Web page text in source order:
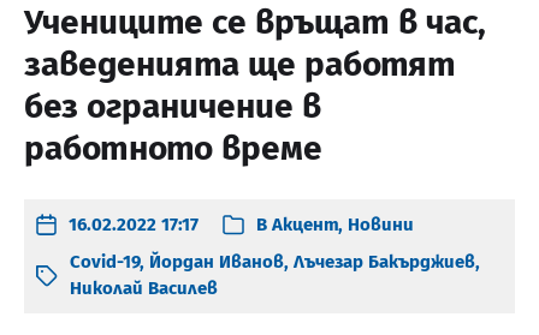
Учениците се връщат в час,
заведенията ще работят
без ограничение в
работното време
16.02.2022 17:17 В Акцент, Новини
Covid-19, Йордан Иванов, Лъчезар Бакърджиев,
Николай Василев